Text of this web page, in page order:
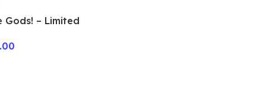
Gods! – Limited